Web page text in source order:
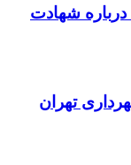
شهادت
شهرداری تهران